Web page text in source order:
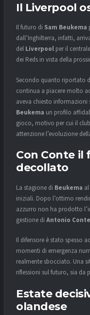
Il Liverpool
Il futuro di Sam Beukema
dall’Inghilterra, infatti,
del Liverpool per il
dei Reds in vista della
Secondo quanto riportato
continua a piacere molto
aveva chiesto informazioni
Beukema un profilo
gioco, motivo per cui il
attenzione l’evoluzione
Con Conte il
decollato
La stagione di Beukema al
iniziali. Dopo l’ottimo
azzurro non ha prodotto
gestione di Antonio Conte
Il difensore è stato spesso
momenti di emergenza
realmente sbocciato. Una
riflessioni sul futuro, sia da
Estate
olandese